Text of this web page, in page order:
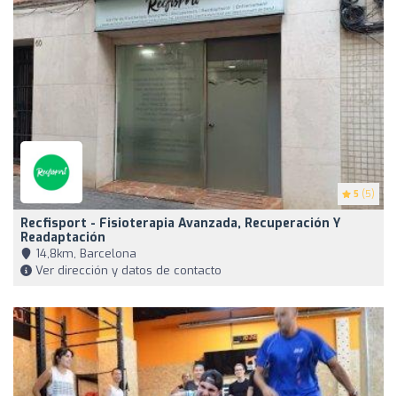
5 (5)
Recfisport - Fisioterapia Avanzada, Recuperación Y
Readaptación
14,8km, Barcelona
Ver dirección y datos de contacto